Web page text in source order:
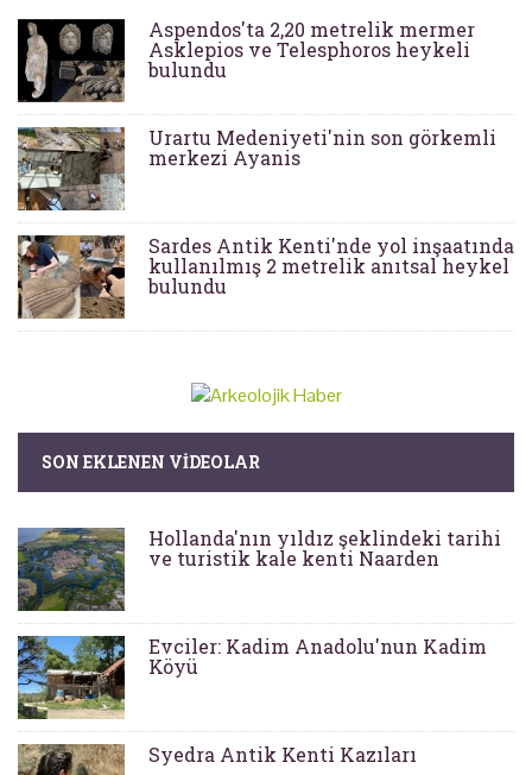
Aspendos'ta 2,20 metrelik mermer
Asklepios ve Telesphoros heykeli
bulundu
Urartu Medeniyeti'nin son görkemli
merkezi Ayanis
Sardes Antik Kenti'nde yol inşaatında
kullanılmış 2 metrelik anıtsal heykel
bulundu
SON EKLENEN VIDEOLAR
Hollanda'nın yıldız şeklindeki tarihi
ve turistik kale kenti Naarden
Evciler: Kadim Anadolu'nun Kadim
Köyü
Syedra Antik Kenti Kazıları